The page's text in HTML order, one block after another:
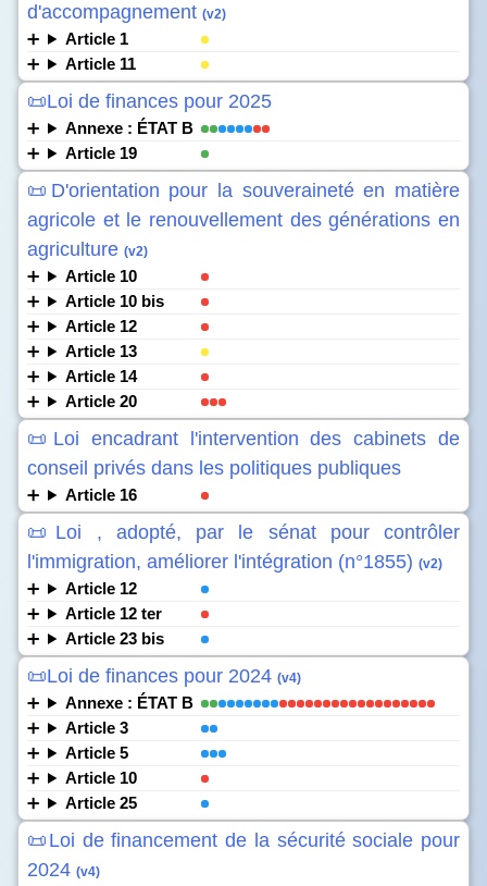
d'accompagnement (v2)
Article 1
Article 11
📜Loi de finances pour 2025
Annexe : ÉTAT B
Article 19
📜D'orientation pour la souveraineté en matière
agricole et le renouvellement des générations en
agriculture (v2)
Article 10
Article 10 bis
Article 12
Article 13
Article 14
Article 20
📜Loi encadrant l'intervention des cabinets de
conseil privés dans les politiques publiques
Article 16
📜Loi , adopté, par le sénat pour contrôler
l'immigration, améliorer l'intégration (n°1855) (v2)
Article 12
Article 12 ter
Article 23 bis
📜Loi de finances pour 2024 (v4)
Annexe : ÉTAT B
Article 3
Article 5
Article 10
Article 25
📜Loi de financement de la sécurité sociale pour
2024 (v4)